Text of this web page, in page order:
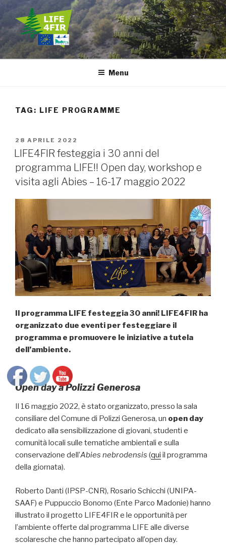
contenuto
LIFE4FIR
Decisive in situ and ex situ conservation strategies to secure the
Menu
TAG: LIFE PROGRAMME
PUBBLICATO
IL
28 APRILE 2022
LIFE4FIR festeggia i 30 anni del
programma LIFE!! Open day, workshop e
visita agli Abies – 16-17 maggio 2022
Il programma LIFE festeggia 30 anni! LIFE4FIR ha
organizzato due eventi per festeggiare il
programma e promuovere le iniziative a tutela
dell’ambiente.
Open day a Polizzi Generosa
Il 16 maggio 2022, è stato organizzato, presso la sala
consiliare del Comune di Polizzi Generosa, un open day
dedicato alla sensibilizzazione di giovani, studenti e
comunità locali sulle tematiche ambientali e sulla
conservazione dell’Abies nebrodensis (qui il programma
della giornata).
Roberto Danti (IPSP-CNR), Rosario Schicchi (UNIPA-
SAAF) e Puppuccio Bonomo (Ente Parco Madonie) hanno
illustrato il progetto LIFE4FIR e le opportunità per
l’ambiente offerte dal programma LIFE alle diverse
scolaresche che hanno partecipato all’open day.